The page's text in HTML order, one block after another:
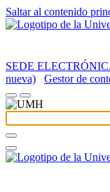
Saltar al contenido
SEDE
nueva)
Gestor de